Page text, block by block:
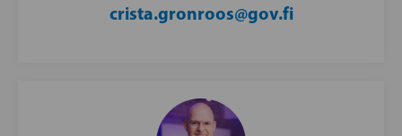
crista.gronroos@gov.fi